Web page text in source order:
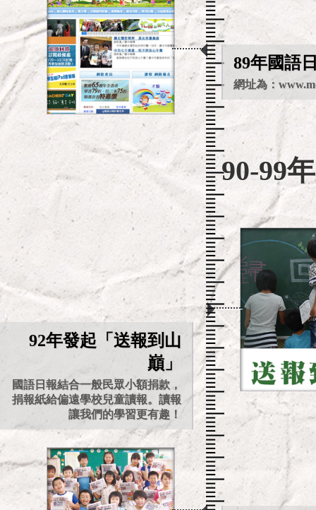
89年國語
網址為：
90-99年
92年發起「送報到山
巔」
國語日報結合一般民眾小額捐款，
捐報紙給偏遠學校兒童讀報。讀報
讓我們的學習更有趣！